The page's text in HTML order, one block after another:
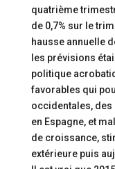
quatrième
de 0,7% sur le
hausse annuelle
les prévisions
politique
favorables qui
occidentales,
en Espagne, et
de croissance,
extérieure puis